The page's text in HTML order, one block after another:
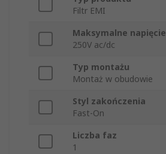
Filtr EMI
Maksymalne napięcie
250V ac/dc
Typ montażu
Montaż w obudowie
Styl zakończenia
Fast-On
Liczba faz
1